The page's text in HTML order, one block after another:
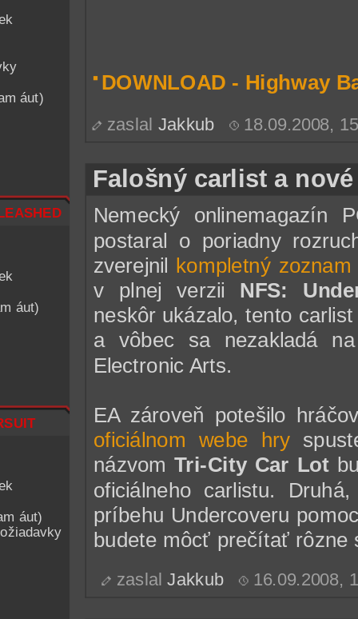
áut)
áut)
áut)
DOWNLOAD - Highway
zaslal Jakkub 18.09.2008,
Falošný carlist a
Nemecký onlinemagazín
postaral o poriadny
zverejnil kompletný zoznam
v plnej verzii NFS:
neskôr ukázalo, tento
a vôbec sa nezakladá
Electronic Arts.
EA zároveň potešilo
oficiálnom webe hry
názvom Tri-City Car Lot
oficiálneho carlistu.
príbehu Undercoveru
budete môcť prečítať rôzne
zaslalJakkub 16.09.2008,